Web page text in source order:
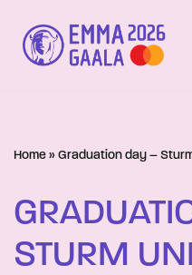
Siirry
suoraan
Home » Graduation day –
STURM